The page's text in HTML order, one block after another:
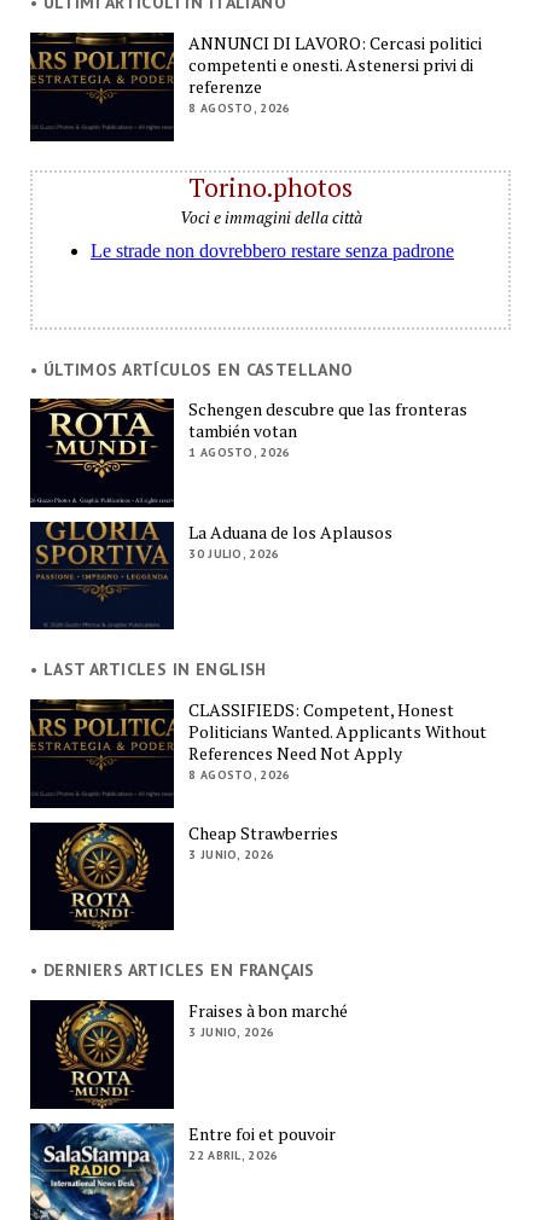
ANNUNCI DI LAVORO: Cercasi politici
competenti e onesti. Astenersi privi di
referenze
8 AGOSTO, 2026
Torino.photos
Voci e immagini della città
• ÚLTIMOS ARTÍCULOS EN CASTELLANO
Schengen descubre que las fronteras
también votan
1 AGOSTO, 2026
La Aduana de los Aplausos
30 JULIO, 2026
• LAST ARTICLES IN ENGLISH
CLASSIFIEDS: Competent, Honest
Politicians Wanted. Applicants Without
References Need Not Apply
8 AGOSTO, 2026
Cheap Strawberries
3 JUNIO, 2026
• DERNIERS ARTICLES EN FRANÇAIS
Fraises à bon marché
3 JUNIO, 2026
Entre foi et pouvoir
22 ABRIL, 2026